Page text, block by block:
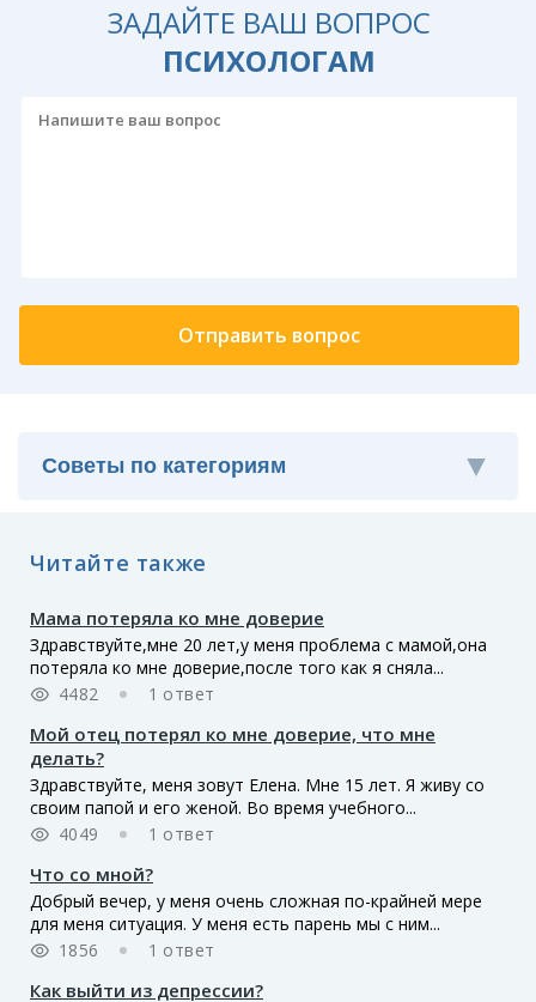
ЗАДАЙТЕ ВАШ ВОПРОС
ПСИХОЛОГАМ
Читайте также
Мама потеряла ко мне доверие
Здравствуйте,мне 20 лет,у меня проблема с мамой,она
потеряла ко мне доверие,после того как я сняла...
4482
1 ответ
Мой отец потерял ко мне доверие, что мне
делать?
Здравствуйте, меня зовут Елена. Мне 15 лет. Я живу со
своим папой и его женой. Во время учебного...
4049
1 ответ
Что со мной?
Добрый вечер, у меня очень сложная по-крайней мере
для меня ситуация. У меня есть парень мы с ним...
1856
1 ответ
Как выйти из депрессии?